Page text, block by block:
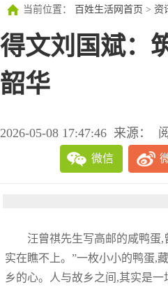
当前位置： 百姓生活网首页 > 资
得文刘国斌：
韶华
2026-05-08 17:47:46 来源：
微信
汪曾祺先生写高邮的咸鸭蛋
实在瞧不上。”一枚小小的鸭蛋,
乡的心。人与故乡之间,其实是